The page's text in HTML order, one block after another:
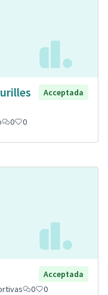
Acceptada
0 0
Acceptada
0 0